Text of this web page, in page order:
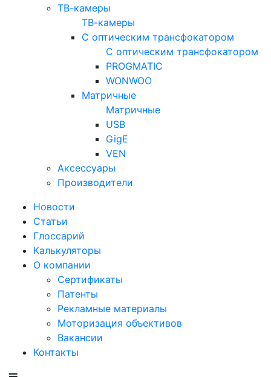
ТВ-камеры
ТВ-камеры
С оптическим трансфокатором
С оптическим трансфокатором
PROGMATIC
WONWOO
Матричные
Матричные
USB
GigE
VEN
Аксессуары
Производители
Новости
Статьи
Глоссарий
Калькуляторы
О компании
Сертификаты
Патенты
Рекламные материалы
Моторизация объективов
Вакансии
Контакты